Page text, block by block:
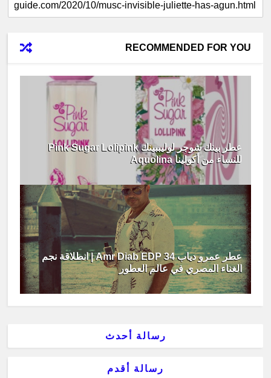
RECOMMENDED FOR YOU
عطر بينك شوجر لوليببينك Pink Sugar Lolipink
للنساء من أكولينا Aquolina
عطر عمرو دياب 34 Amr Diab EDP | انطلاقة نجم
الغناء المصري في عالم العطور
رسالة أحدث
رسالة أقدم